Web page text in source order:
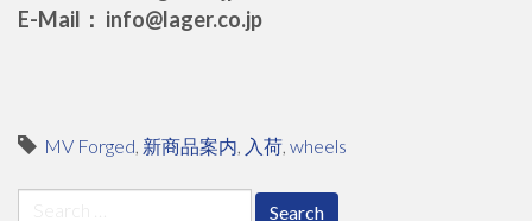
E-Mail： info@lager.co.jp
MV Forged, 新商品案内, 入荷, wheels